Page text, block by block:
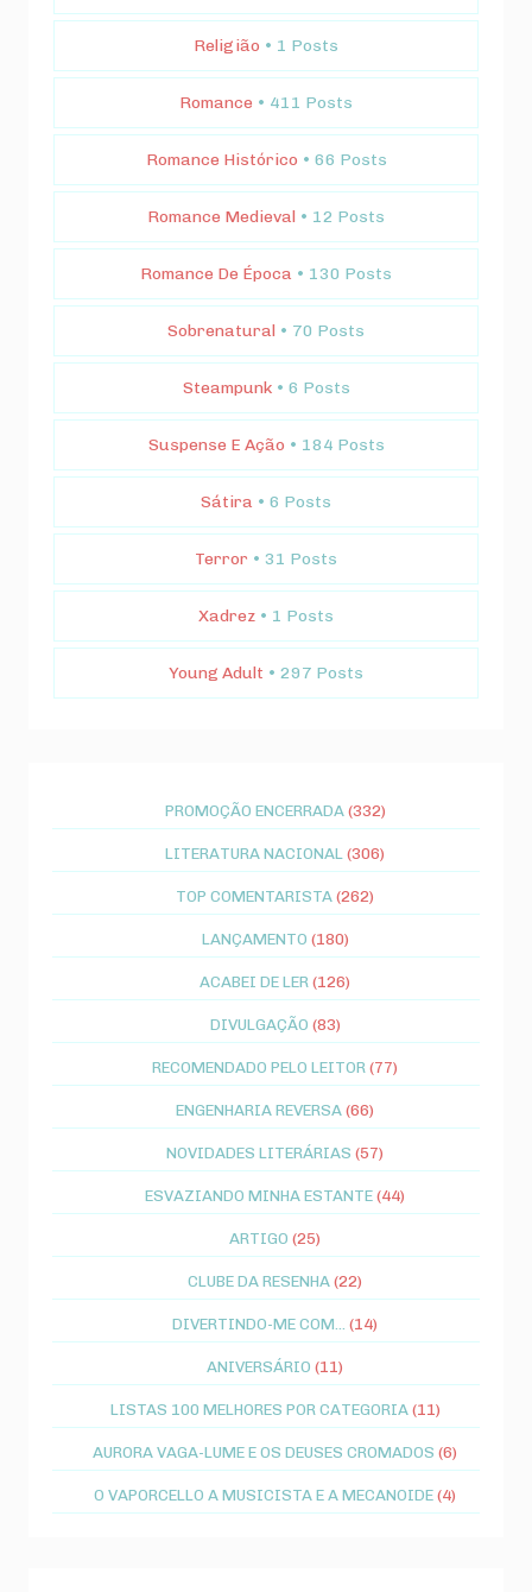
Religião • 1 Posts
Romance • 411 Posts
Romance Histórico • 66 Posts
Romance Medieval • 12 Posts
Romance De Época • 130 Posts
Sobrenatural • 70 Posts
Steampunk • 6 Posts
Suspense E Ação • 184 Posts
Sátira • 6 Posts
Terror • 31 Posts
Xadrez • 1 Posts
Young Adult • 297 Posts
PROMOÇÃO ENCERRADA (332)
LITERATURA NACIONAL (306)
TOP COMENTARISTA(262)
LANÇAMENTO (180)
ACABEI DE LER (126)
DIVULGAÇÃO (83)
RECOMENDADO PELO LEITOR (77)
ENGENHARIA REVERSA(66)
NOVIDADES LITERÁRIAS (57)
ESVAZIANDO MINHA ESTANTE(44)
ARTIGO (25)
CLUBE DA RESENHA(22)
DIVERTINDO-ME COM... (14)
ANIVERSÁRIO (11)
LISTAS 100 MELHORES POR CATEGORIA (11)
AURORA VAGA-LUME E OS DEUSES CROMADOS (6)
O VAPORCELLO A MUSICISTA E A MECANOIDE(4)